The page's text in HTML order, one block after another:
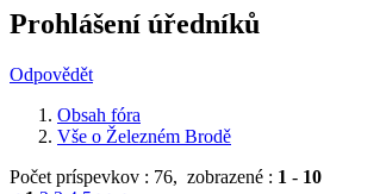
Prohlášení úředníků
Odpovědět
Obsah fóra
Vše o Železném Brodě
Počet príspevkov : 76, zobrazené : 1 - 10